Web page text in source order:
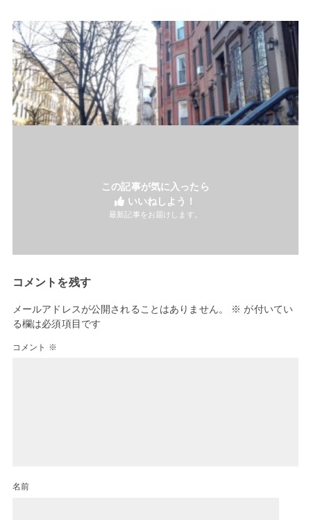
この記事が気に入ったら
いいねしよう！
最新記事をお届けします。
コメントを残す
メールアドレスが公開されることはありません。 ※ が付いてい
る欄は必須項目です
コメント ※
名前